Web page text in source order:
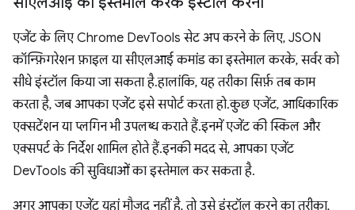
एजेंट के लिए Chrome DevTools सेट अप करने के लिए, JSON
कॉन्फ़िगरेशन फ़ाइल या सीएलआई कमांड का इस्तेमाल करके, सर्वर को
सीधे इंस्टॉल किया जा सकता है. हालांकि, यह तरीका सिर्फ़ तब काम
करता है, जब आपका एजेंट इसे सपोर्ट करता हो. कुछ एजेंट, आधिकारिक
एक्सटेंशन या प्लगिन भी उपलब्ध कराते हैं. इनमें एजेंट की स्किल और
एक्सपर्ट के निर्देश शामिल होते हैं. इनकी मदद से, आपका एजेंट
DevTools की सुविधाओं का इस्तेमाल कर सकता है.
अगर आपका एजेंट यहां मौजूद नहीं है, तो उसे इंस्टॉल करने का तरीका,